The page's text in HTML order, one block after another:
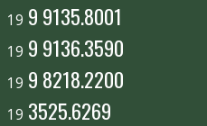
19 9 9135.8001
19 9 9136.3590
19 9 8218.2200
19 3525.6269